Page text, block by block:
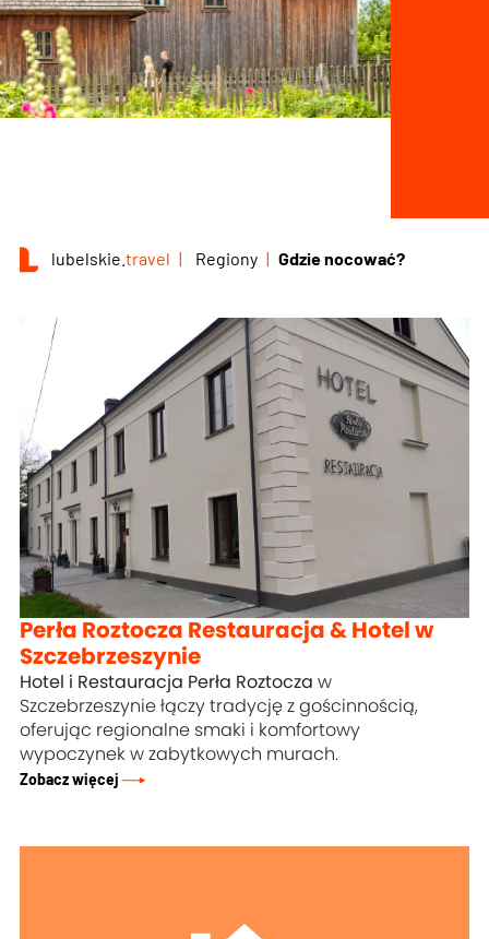
lubelskie.travel Regiony Gdzie nocować?
Perła Roztocza Restauracja & Hotel w
Szczebrzeszynie
Hotel i Restauracja Perła Roztocza w
Szczebrzeszynie łączy tradycję z gościnnością,
oferując regionalne smaki i komfortowy
wypoczynek w zabytkowych murach.
Zobacz więcej